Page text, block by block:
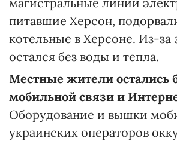
питавшие Херсон,
котельные в Херсоне. Из-за
остался без воды и тепла.
Местные жители остались
мобильной связи и
Оборудование и вышки
украинских операторов